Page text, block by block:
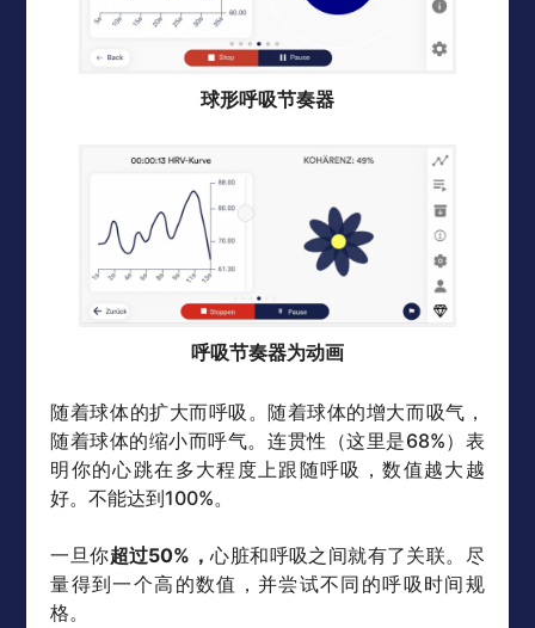
球形呼吸节奏器
呼吸节奏器为动画
随着球体的扩大而呼吸。随着球体的增大而吸气，
随着球体的缩小而呼气。连贯性（这里是68%）表
明你的心跳在多大程度上跟随呼吸，数值越大越
好。不能达到100%。
一旦你超过50%，心脏和呼吸之间就有了关联。尽
量得到一个高的数值，并尝试不同的呼吸时间规
格。